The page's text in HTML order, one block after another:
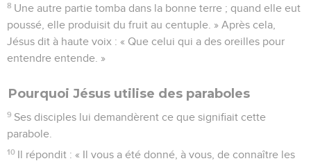
8 Une autre partie tomba dans la bonne terre ; quand elle eut
poussé, elle produisit du fruit au centuple. » Après cela,
Jésus dit à haute voix : « Que celui qui a des oreilles pour
entendre entende. »
Pourquoi Jésus utilise des paraboles
9 Ses disciples lui demandèrent ce que signifiait cette
parabole.
10 Il répondit : « Il vous a été donné, à vous, de connaître les